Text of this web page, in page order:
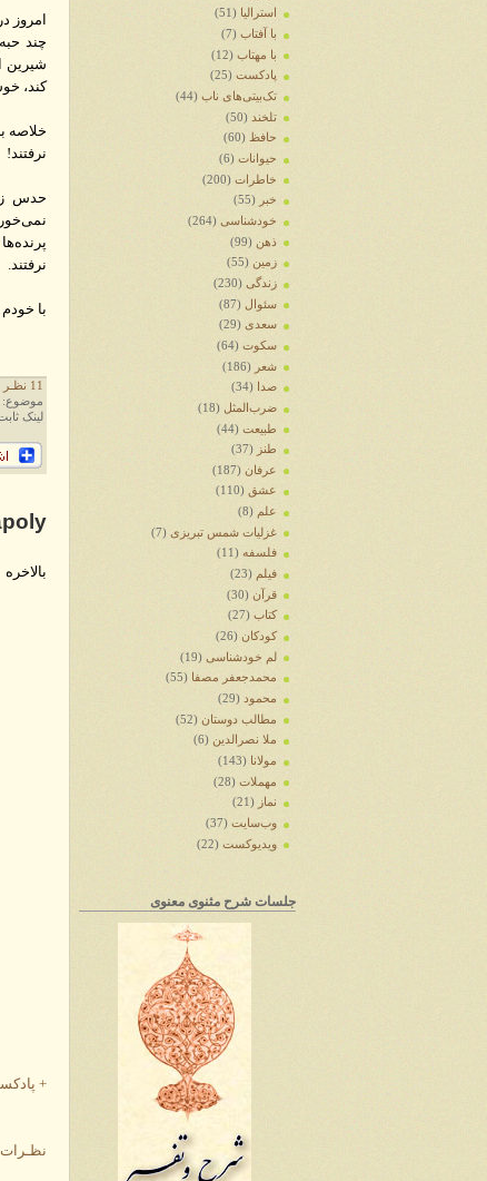
امروز
چند
شیرین
کند،
خلاصه
نرفتند!
حدس
نرفتند.
با
11 نظـر
موضوع:
لینک
+
نظـرات
استرالیا (51)
با آفتاب (7)
با مهتاب (12)
پادکست (25)
تک‌بیتی‌های ناب (44)
تلخند (50)
حافظ (60)
حیوانات (6)
خاطرات (200)
خبر (55)
خودشناسی (264)
ذهن (99)
زمین (55)
زندگی (230)
سئوال (87)
سعدی (29)
سکوت (64)
شعر (186)
صدا
(34)
ضرب‌المثل (18)
طبیعت (44)
طنز
(37)
عرفان (187)
عشق (110)
علم (8)
غزلیات شمس تبریزی (7)
فلسفه (11)
فیلم (23)
قرآن (30)
کتاب (27)
کودکان (26)
لم خودشناسی (19)
محمدجعفر مصفا (55)
محمود (29)
مطالب دوستان (52)
ملا نصرالدین (6)
مولانا (143)
مهملات (28)
نماز
(21)
وب‌سایت (37)
ویدیوکست (22)
جلسات شرح مثنوی معنوی